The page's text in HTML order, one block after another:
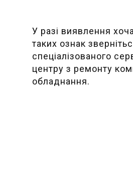
У разі виявлення
таких ознак
спеціалізованого
центру з ремонту
обладнання.